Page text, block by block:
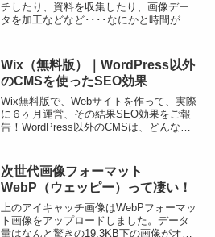
チしたり、資料を収集したり、画像デー
タを加工などなど････なにかと時間が必
る方もいらっしゃるでしょう。そんな時
に必要なものはインタ...
Wix（無料版）｜WordPress以外
のCMSを使ったSEO効果
Wix無料版で、Webサイトを作って、実際
に６ヶ月運営、その結果SEO効果をご報
告！WordPress以外のCMSは、どんな感
CMS「Wix」でWebサイトを作成する機
会を頂いた。少ない労力で、ビックリす
るほどおしゃれなサイトが完成しまし
た。
次世代画像フォーマット
WebP（ウェッピー）って凄い！
上のアイキャッチ画像はWebPフォーマッ
ト画像をアップロードしました。データ
量はなんと驚きの19.3KB下の画像がオリ